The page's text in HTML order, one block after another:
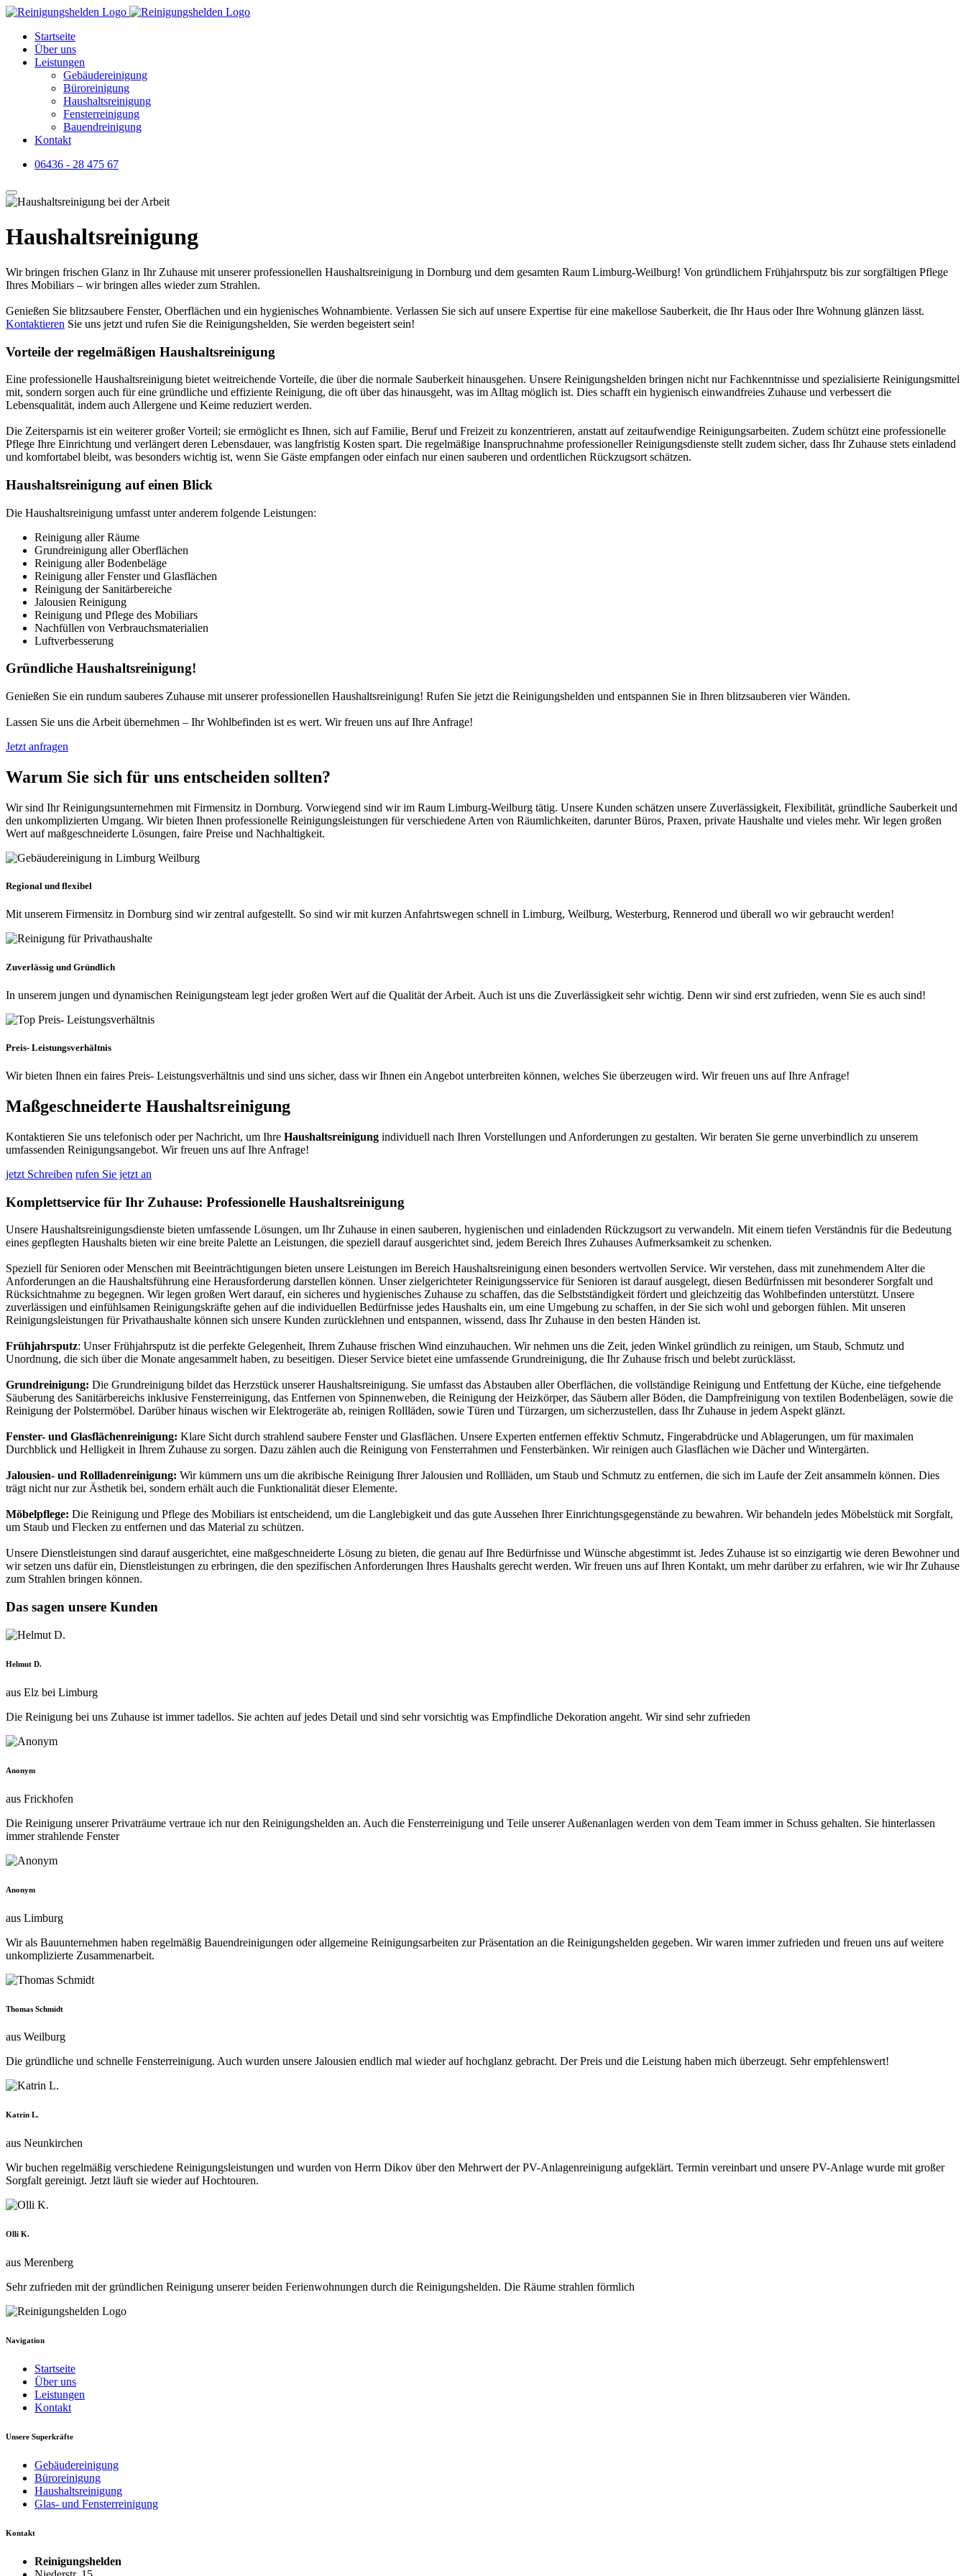
Startseite
Über uns
Leistungen
Gebäudereinigung
Büroreinigung
Haushaltsreinigung
Fensterreinigung
Bauendreinigung
Kontakt
06436 - 28 475 67
Haushaltsreinigung
Wir bringen frischen Glanz in Ihr Zuhause mit unserer professionellen Haushaltsreinigung in Dornburg und dem gesamten Raum Limburg-Weilburg! Von gründlichem Frühjahrsputz bis zur sorgfältigen Pflege
Ihres Mobiliars – wir bringen alles wieder zum Strahlen.
Genießen Sie blitzsaubere Fenster, Oberflächen und ein hygienisches Wohnambiente. Verlassen Sie sich auf unsere Expertise für eine makellose Sauberkeit, die Ihr Haus oder Ihre Wohnung glänzen lässt.
Kontaktieren Sie uns jetzt und rufen Sie die Reinigungshelden, Sie werden begeistert sein!
Vorteile der regelmäßigen Haushaltsreinigung
Eine professionelle Haushaltsreinigung bietet weitreichende Vorteile, die über die normale Sauberkeit hinausgehen. Unsere Reinigungshelden bringen nicht nur Fachkenntnisse und spezialisierte Reinigungsmittel
mit, sondern sorgen auch für eine gründliche und effiziente Reinigung, die oft über das hinausgeht, was im Alltag möglich ist. Dies schafft ein hygienisch einwandfreies Zuhause und verbessert die
Lebensqualität, indem auch Allergene und Keime reduziert werden.
Die Zeitersparnis ist ein weiterer großer Vorteil; sie ermöglicht es Ihnen, sich auf Familie, Beruf und Freizeit zu konzentrieren, anstatt auf zeitaufwendige Reinigungsarbeiten. Zudem schützt eine professionelle
Pflege Ihre Einrichtung und verlängert deren Lebensdauer, was langfristig Kosten spart. Die regelmäßige Inanspruchnahme professioneller Reinigungsdienste stellt zudem sicher, dass Ihr Zuhause stets einladend
und komfortabel bleibt, was besonders wichtig ist, wenn Sie Gäste empfangen oder einfach nur einen sauberen und ordentlichen Rückzugsort schätzen.
Haushaltsreinigung auf einen Blick
Die Haushaltsreinigung umfasst unter anderem folgende Leistungen:
Reinigung aller Räume
Grundreinigung aller Oberflächen
Reinigung aller Bodenbeläge
Reinigung aller Fenster und Glasflächen
Reinigung der Sanitärbereiche
Jalousien Reinigung
Reinigung und Pflege des Mobiliars
Nachfüllen von Verbrauchsmaterialien
Luftverbesserung
Gründliche Haushaltsreinigung!
Genießen Sie ein rundum sauberes Zuhause mit unserer professionellen Haushaltsreinigung! Rufen Sie jetzt die Reinigungshelden und entspannen Sie in Ihren blitzsauberen vier Wänden.
Lassen Sie uns die Arbeit übernehmen – Ihr Wohlbefinden ist es wert. Wir freuen uns auf Ihre Anfrage!
Jetzt anfragen
Warum Sie sich für uns entscheiden sollten?
Wir sind Ihr Reinigungsunternehmen mit Firmensitz in Dornburg. Vorwiegend sind wir im Raum Limburg-Weilburg tätig. Unsere Kunden schätzen unsere Zuverlässigkeit, Flexibilität, gründliche Sauberkeit und
den unkomplizierten Umgang. Wir bieten Ihnen professionelle Reinigungsleistungen für verschiedene Arten von Räumlichkeiten, darunter Büros, Praxen, private Haushalte und vieles mehr. Wir legen großen
Wert auf maßgeschneiderte Lösungen, faire Preise und Nachhaltigkeit.
Regional und flexibel
Mit unserem Firmensitz in Dornburg sind wir zentral aufgestellt. So sind wir mit kurzen Anfahrtswegen schnell in Limburg, Weilburg, Westerburg, Rennerod und überall wo wir gebraucht werden!
Zuverlässig und Gründlich
In unserem jungen und dynamischen Reinigungsteam legt jeder großen Wert auf die Qualität der Arbeit. Auch ist uns die Zuverlässigkeit sehr wichtig. Denn wir sind erst zufrieden, wenn Sie es auch sind!
Preis- Leistungsverhältnis
Wir bieten Ihnen ein faires Preis- Leistungsverhältnis und sind uns sicher, dass wir Ihnen ein Angebot unterbreiten können, welches Sie überzeugen wird. Wir freuen uns auf Ihre Anfrage!
Maßgeschneiderte Haushaltsreinigung
Kontaktieren Sie uns telefonisch oder per Nachricht, um Ihre Haushaltsreinigung individuell nach Ihren Vorstellungen und Anforderungen zu gestalten. Wir beraten Sie gerne unverbindlich zu unserem
umfassenden Reinigungsangebot. Wir freuen uns auf Ihre Anfrage!
jetzt Schreiben rufen Sie jetzt an
Komplettservice für Ihr Zuhause: Professionelle Haushaltsreinigung
Unsere Haushaltsreinigungsdienste bieten umfassende Lösungen, um Ihr Zuhause in einen sauberen, hygienischen und einladenden Rückzugsort zu verwandeln. Mit einem tiefen Verständnis für die Bedeutung
eines gepflegten Haushalts bieten wir eine breite Palette an Leistungen, die speziell darauf ausgerichtet sind, jedem Bereich Ihres Zuhauses Aufmerksamkeit zu schenken.
Speziell für Senioren oder Menschen mit Beeinträchtigungen bieten unsere Leistungen im Bereich Haushaltsreinigung einen besonders wertvollen Service. Wir verstehen, dass mit zunehmendem Alter die
Anforderungen an die Haushaltsführung eine Herausforderung darstellen können. Unser zielgerichteter Reinigungsservice für Senioren ist darauf ausgelegt, diesen Bedürfnissen mit besonderer Sorgfalt und
Rücksichtnahme zu begegnen. Wir legen großen Wert darauf, ein sicheres und hygienisches Zuhause zu schaffen, das die Selbstständigkeit fördert und gleichzeitig das Wohlbefinden unterstützt. Unsere
zuverlässigen und einfühlsamen Reinigungskräfte gehen auf die individuellen Bedürfnisse jedes Haushalts ein, um eine Umgebung zu schaffen, in der Sie sich wohl und geborgen fühlen. Mit unseren
Reinigungsleistungen für Privathaushalte können sich unsere Kunden zurücklehnen und entspannen, wissend, dass Ihr Zuhause in den besten Händen ist.
Frühjahrsputz: Unser Frühjahrsputz ist die perfekte Gelegenheit, Ihrem Zuhause frischen Wind einzuhauchen. Wir nehmen uns die Zeit, jeden Winkel gründlich zu reinigen, um Staub, Schmutz und
Unordnung, die sich über die Monate angesammelt haben, zu beseitigen. Dieser Service bietet eine umfassende Grundreinigung, die Ihr Zuhause frisch und belebt zurücklässt.
Grundreinigung: Die Grundreinigung bildet das Herzstück unserer Haushaltsreinigung. Sie umfasst das Abstauben aller Oberflächen, die vollständige Reinigung und Entfettung der Küche, eine tiefgehende
Säuberung des Sanitärbereichs inklusive Fensterreinigung, das Entfernen von Spinnenweben, die Reinigung der Heizkörper, das Säubern aller Böden, die Dampfreinigung von textilen Bodenbelägen, sowie die
Reinigung der Polstermöbel. Darüber hinaus wischen wir Elektrogeräte ab, reinigen Rollläden, sowie Türen und Türzargen, um sicherzustellen, dass Ihr Zuhause in jedem Aspekt glänzt.
Fenster- und Glasflächenreinigung: Klare Sicht durch strahlend saubere Fenster und Glasflächen. Unsere Experten entfernen effektiv Schmutz, Fingerabdrücke und Ablagerungen, um für maximalen
Durchblick und Helligkeit in Ihrem Zuhause zu sorgen. Dazu zählen auch die Reinigung von Fensterrahmen und Fensterbänken. Wir reinigen auch Glasflächen wie Dächer und Wintergärten.
Jalousien- und Rollladenreinigung: Wir kümmern uns um die akribische Reinigung Ihrer Jalousien und Rollläden, um Staub und Schmutz zu entfernen, die sich im Laufe der Zeit ansammeln können. Dies
trägt nicht nur zur Ästhetik bei, sondern erhält auch die Funktionalität dieser Elemente.
Möbelpflege: Die Reinigung und Pflege des Mobiliars ist entscheidend, um die Langlebigkeit und das gute Aussehen Ihrer Einrichtungsgegenstände zu bewahren. Wir behandeln jedes Möbelstück mit Sorgfalt,
um Staub und Flecken zu entfernen und das Material zu schützen.
Unsere Dienstleistungen sind darauf ausgerichtet, eine maßgeschneiderte Lösung zu bieten, die genau auf Ihre Bedürfnisse und Wünsche abgestimmt ist. Jedes Zuhause ist so einzigartig wie deren Bewohner und
wir setzen uns dafür ein, Dienstleistungen zu erbringen, die den spezifischen Anforderungen Ihres Haushalts gerecht werden. Wir freuen uns auf Ihren Kontakt, um mehr darüber zu erfahren, wie wir Ihr Zuhause
zum Strahlen bringen können.
Das sagen unsere Kunden
Helmut D.
aus Elz bei Limburg
Die Reinigung bei uns Zuhause ist immer tadellos. Sie achten auf jedes Detail und sind sehr vorsichtig was Empfindliche Dekoration angeht. Wir sind sehr zufrieden
Anonym
aus Frickhofen
Die Reinigung unserer Privaträume vertraue ich nur den Reinigungshelden an. Auch die Fensterreinigung und Teile unserer Außenanlagen werden von dem Team immer in Schuss gehalten. Sie hinterlassen
immer strahlende Fenster
Anonym
aus Limburg
Wir als Bauunternehmen haben regelmäßig Bauendreinigungen oder allgemeine Reinigungsarbeiten zur Präsentation an die Reinigungshelden gegeben. Wir waren immer zufrieden und freuen uns auf weitere
unkomplizierte Zusammenarbeit.
Thomas Schmidt
aus Weilburg
Die gründliche und schnelle Fensterreinigung. Auch wurden unsere Jalousien endlich mal wieder auf hochglanz gebracht. Der Preis und die Leistung haben mich überzeugt. Sehr empfehlenswert!
Katrin L.
aus Neunkirchen
Wir buchen regelmäßig verschiedene Reinigungsleistungen und wurden von Herrn Dikov über den Mehrwert der PV-Anlagenreinigung aufgeklärt. Termin vereinbart und unsere PV-Anlage wurde mit großer
Sorgfalt gereinigt. Jetzt läuft sie wieder auf Hochtouren.
Olli K.
aus Merenberg
Sehr zufrieden mit der gründlichen Reinigung unserer beiden Ferienwohnungen durch die Reinigungshelden. Die Räume strahlen förmlich
Navigation
Startseite
Über uns
Leistungen
Kontakt
Unsere Superkräfte
Gebäudereinigung
Büroreinigung
Haushaltsreinigung
Glas- und Fensterreinigung
Kontakt
Reinigungshelden